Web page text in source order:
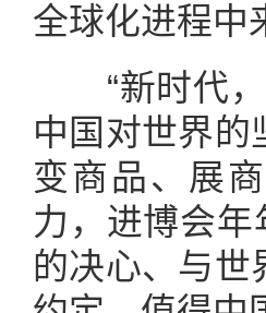
全球化进程中
“新时代，
中国对世界的
变商品、展
力，进博会年
的决心、与世